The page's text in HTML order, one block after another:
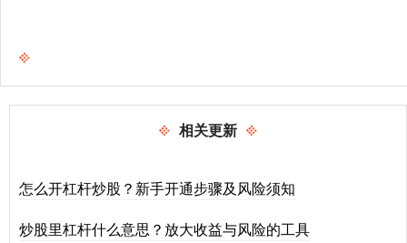
相关更新
怎么开杠杆炒股？新手开通步骤及风险须知
炒股里杠杆什么意思？放大收益与风险的工具